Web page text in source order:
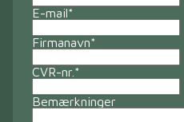
E-mail*
Firmanavn*
CVR-nr. *
Bemærkninger